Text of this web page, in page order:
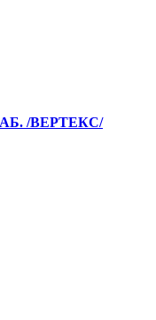
/ВЕРТЕКС/